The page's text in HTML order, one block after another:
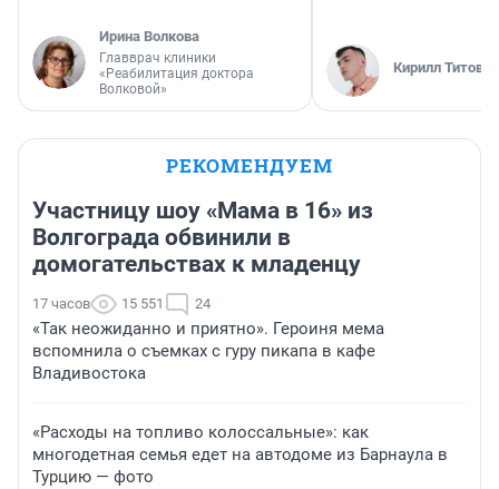
Ирина Волкова
Главврач клиники
«Реабилитация доктора
Волковой»
Кирилл Титов
РЕКОМЕНДУЕМ
Участницу шоу «Мама в 16» из
Волгограда обвинили в
домогательствах к младенцу
17 часов 15 551 24
«Так неожиданно и приятно». Героиня мема
вспомнила о съемках с гуру пикапа в кафе
Владивостока
«Расходы на топливо колоссальные»: как
многодетная семья едет на автодоме из Барнаула в
Турцию — фото